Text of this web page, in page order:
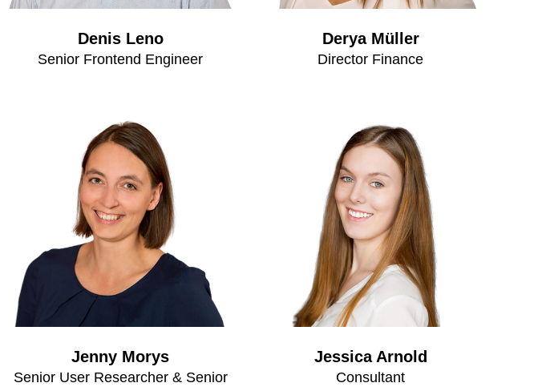
Denis Leno
Senior Frontend Engineer
Derya Müller
Director Finance
Jenny Morys
Senior User Researcher & Senior
Jessica Arnold
Consultant